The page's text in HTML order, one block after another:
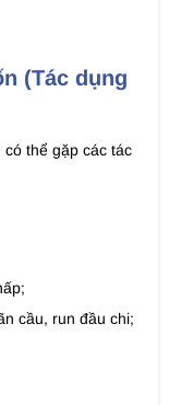
(Tác dụng
có thể gặp các tác
cầu, run đầu chi;